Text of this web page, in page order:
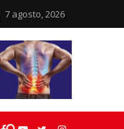
7 agosto, 2026